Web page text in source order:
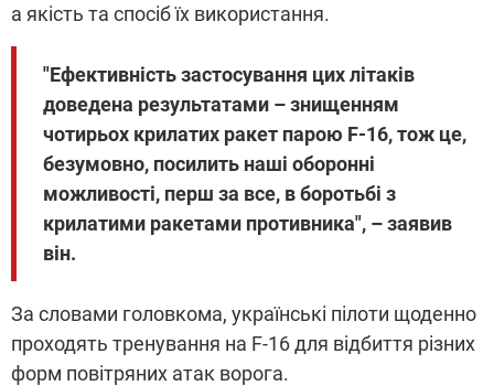
а якість та спосіб їх використання.
"Ефективність застосування цих літаків
доведена результатами – знищенням
чотирьох крилатих ракет парою F-16, тож це,
безумовно, посилить наші оборонні
можливості, перш за все, в боротьбі з
крилатими ракетами противника", – заявив
він.
За словами головкома, українські пілоти щоденно
проходять тренування на F-16 для відбиття різних
форм повітряних атак ворога.